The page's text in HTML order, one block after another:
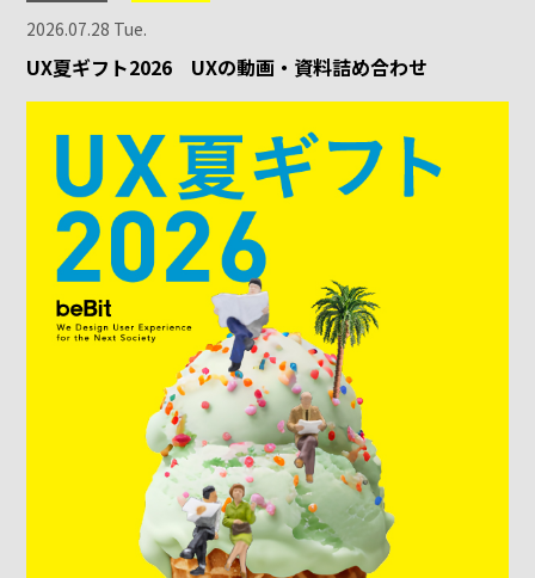
2026.07.28 Tue.
UX夏ギフト2026 UXの動画・資料詰め合わせ